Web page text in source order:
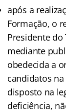
após a
Formação, o
Presidente do
mediante
obedecida a
candidatos
disposto na
deficiência,